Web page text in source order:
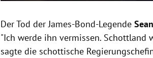
Der Tod der James-Bond-Legende
"Ich werde ihn vermissen. Schottland
sagte die schottische